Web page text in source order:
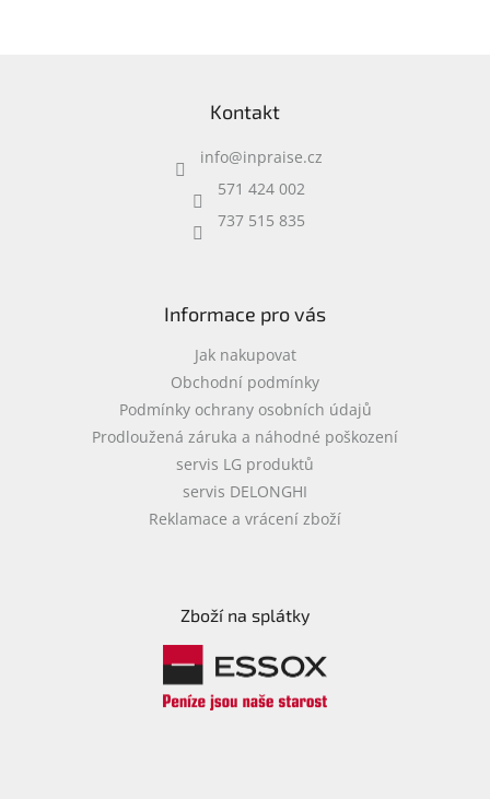
Kontakt
info@inpraise.cz
571 424 002
737 515 835
Informace pro vás
Jak nakupovat
Obchodní podmínky
Podmínky ochrany osobních údajů
Prodloužená záruka a náhodné poškození
servis LG produktů
servis DELONGHI
Reklamace a vrácení zboží
Zboží na splátky